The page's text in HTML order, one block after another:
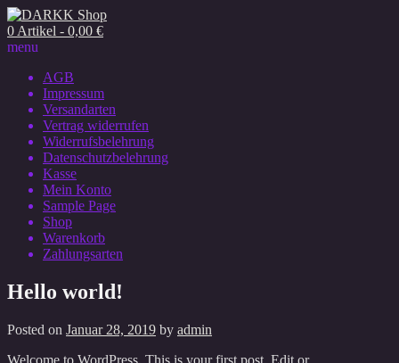
0 Artikel - 0,00 €
menu
AGB
Impressum
Versandarten
Vertrag widerrufen
Widerrufsbelehrung
Datenschutzbelehrung
Kasse
Mein Konto
Sample Page
Shop
Warenkorb
Zahlungsarten
Hello world!
Posted on Januar 28, 2019 by admin
Welcome to WordPress. This is your first post. Edit or